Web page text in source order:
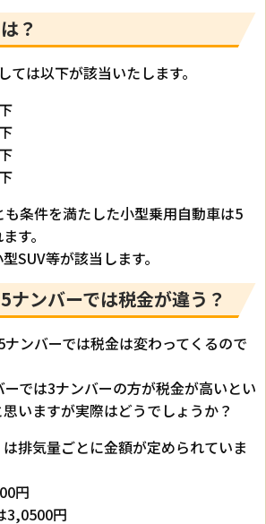
？
ては以下が該当いたします。
条件を満たした小型乗用自動車は5
す。
SUV等が該当します。
ンバーでは税金が違う？
ンバーでは税金は変わってくるので
では3ナンバーの方が税金が高いとい
いますが実際はどうでしょうか？
排気量ごとに金額が定められていま
円
3,0500円